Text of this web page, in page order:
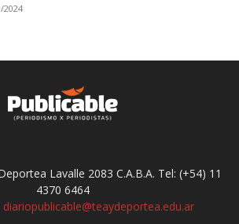
2024
Lavalle 2083 C.A.B.A. Tel: (+54) 11
4370 6464
diariopublicable@teaydeportea.edu.ar